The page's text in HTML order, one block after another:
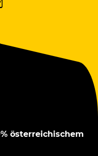
österreichischem